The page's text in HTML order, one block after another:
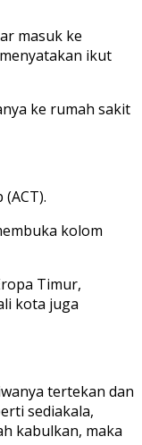
masuk ke
ikut
ke rumah sakit
kolom
Timur,
kota juga
tertekan dan
sediakala,
kabulkan, maka